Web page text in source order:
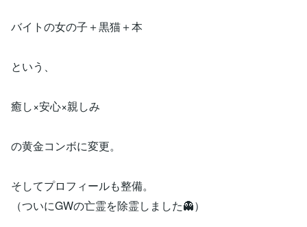
バイトの女の子＋黒猫＋本
という、
癒し×安心×親しみ
の黄金コンボに変更。
そしてプロフィールも整備。
（ついにGWの亡霊を除霊しました👻）